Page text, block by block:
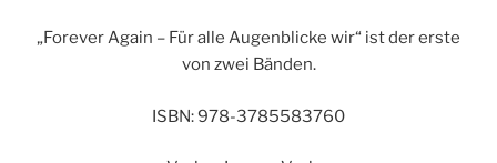
„Forever Again – Für alle Augenblicke wir“ ist der erste
von zwei Bänden.
ISBN: 978-3785583760